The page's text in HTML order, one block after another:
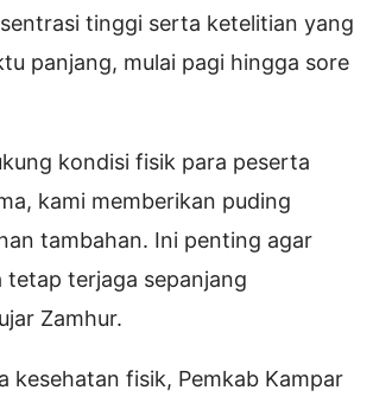
tinggi serta ketelitian yang
panjang, mulai pagi hingga sore
kondisi fisik para peserta
kami memberikan puding
tambahan. Ini penting agar
tetap terjaga sepanjang
Zamhur.
kesehatan fisik, Pemkab Kampar